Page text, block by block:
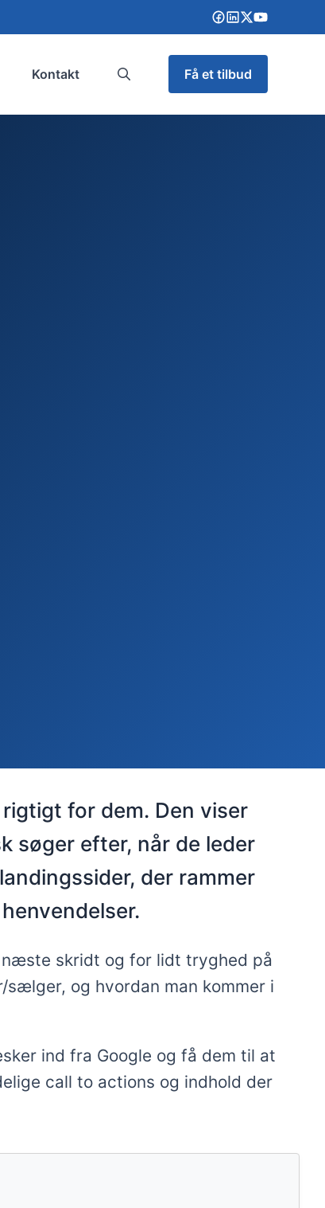
Kontakt Få et tilbud
for dem. Den viser
søger efter, når de leder
der rammer
næste skridt og for lidt tryghed på
og hvordan man kommer i
ind fra Google og få dem til at
call to actions og indhold der